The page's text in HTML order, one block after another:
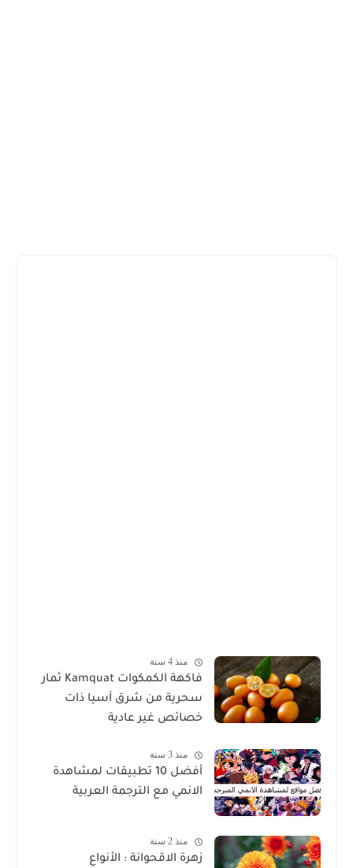
منذ 4 سنة
فاكهة الكمكوات Kamquat ثمار
سحرية من شرق آسيا ذات
خصائص غير عادية
منذ 3 سنة
أفضل 10 تطبيقات لمشاهدة
الانمي مع الترجمة العربية
منذ 2 سنة
زهرة الاقحوانة : الأنواع